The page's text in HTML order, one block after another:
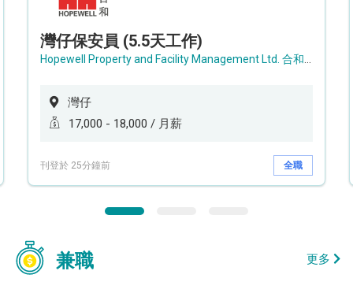
灣仔保安員 (5.5天工作)
灣仔
17,000 - 18,000 / 月薪
刊登於 25分鐘前 全職
兼職 更多